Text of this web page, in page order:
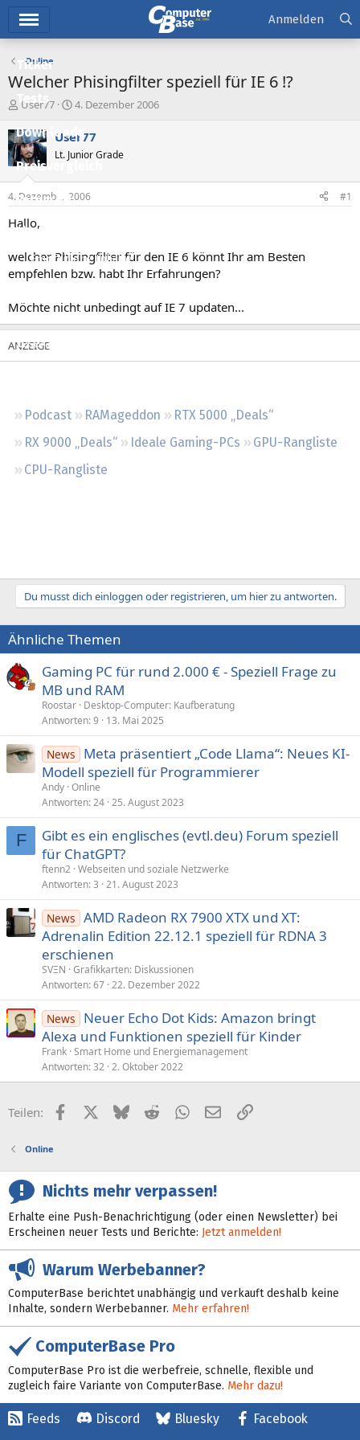
Ticker
Tests
Downloads
Preisvergleich
Forum
Aktuelles
Empfohlene Inhalte
Neueste Aktivitäten
Leserartikel
Podcast RAMageddon
RTX 5000 „Deals“
RX 9000 „Deals“
Ideale Gaming-PCs
GPU-Rangliste
CPU-Rangliste
Anmelden
Online
Welcher Phisingfilter speziell für IE 6 !?
E
s
t
e
l
e
r
User77
E
s
e
l
t
4. Dezember 2006
User77
Lt. Junior Grade
4. Dezember 2006 #1
Hallo,
welcher Phisingfilter für den IE 6 könnt Ihr am Besten
empfehlen bzw. habt Ihr Erfahrungen?
Möchte nicht unbedingt auf IE 7 updaten...
Du musst dich einloggen oder registrieren, um hier zu antworten.
Ähnliche Themen
Gaming PC für rund 2.000 € - Speziell Frage zu
MB und RAM
Roostar Desktop-Computer: Kaufberatung
Antworten 9 13. Mai 2025
News
Meta präsentiert „Code Llama“: Neues KI-
Modell speziell für Programmierer
Andy Online
Antworten 24 25. August 2023
F
Gibt es ein englisches (evtl.deu) Forum speziell
für ChatGPT?
ftenn2 Webseiten und soziale Netzwerke
Antworten 3 21. August 2023
News AMD Radeon RX 7900 XTX und XT:
Adrenalin Edition 22.12.1 speziell für RDNA 3
erschienen
SVΞN Grafikkarten: Diskussionen
Antworten 67 22. Dezember 2022
News
Neuer Echo Dot Kids: Amazon bringt
Alexa und Funktionen speziell für Kinder
Frank Smart Home und Energiemanagement
Antworten 32 2. Oktober 2022
Teilen: FacebookX (Twitter)
BlueskyRedditWhatsApp
E-MailLink
Online
Nichts mehr verpassen!
Erhalte eine Push-Benachrichtigung (oder einen Newsletter) bei
Erscheinen neuer Tests und Berichte: Jetzt anmelden!
Warum Werbebanner?
ComputerBase berichtet unabhängig und verkauft deshalb keine
Inhalte, sondern Werbebanner. Mehr erfahren!
ComputerBase Pro
ComputerBase Pro ist die werbefreie, schnelle, flexible und
zugleich faire Variante von ComputerBase. Mehr dazu!
Feeds Discord Bluesky
Facebook